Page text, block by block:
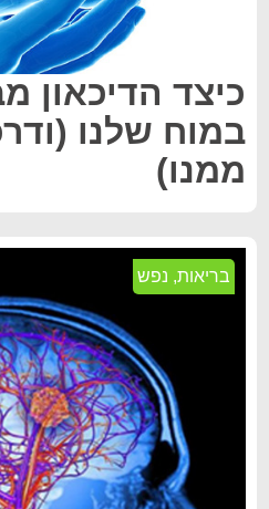
כיצד הדיכאון
במוח שלנו
ממנו)
בריאות, נפש